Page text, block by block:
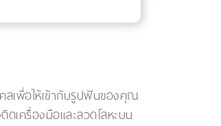
เพื่อให้เข้ากับรูปฟันของคุณ
ครื่องมือและลวดโลหะบน